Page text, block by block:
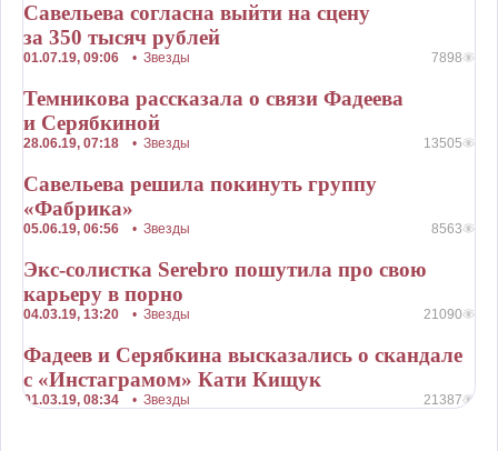
Савельева согласна выйти на сцену
за 350 тысяч рублей
01.07.19, 09:06 • Звезды 7898
Темникова рассказала о связи Фадеева
и Серябкиной
28.06.19, 07:18 • Звезды 13505
Савельева решила покинуть группу
«Фабрика»
05.06.19, 06:56 • Звезды 8563
Экс-солистка Serebro пошутила про свою
карьеру в порно
04.03.19, 13:20 • Звезды 21090
Фадеев и Серябкина высказались о скандале
с «Инстаграмом» Кати Кищук
01.03.19, 08:34 • Звезды 21387